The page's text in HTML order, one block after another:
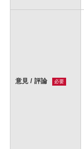
意見 / 評論 必要